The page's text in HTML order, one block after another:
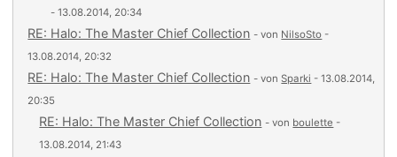
- 13.08.2014, 20:34
RE: Halo: The Master Chief Collection - von NilsoSto -
13.08.2014, 20:32
RE: Halo: The Master Chief Collection - vonSparki - 13.08.2014,
20:35
RE: Halo: The Master Chief Collection - von boulette -
13.08.2014, 21:43